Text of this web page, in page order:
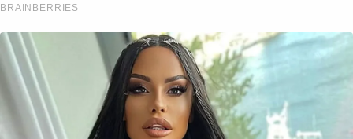
BRAINBERRIES